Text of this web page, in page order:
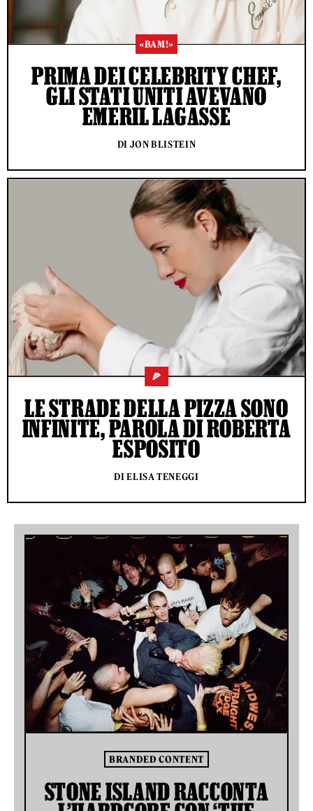
«BAM!»
PRIMA DEI CELEBRITY CHEF,
GLI STATI UNITI AVEVANO
EMERIL LAGASSE
DI JON BLISTEIN
🍕
LE STRADE DELLA PIZZA SONO
INFINITE, PAROLA DI ROBERTA
ESPOSITO
DI ELISA TENEGGI
BRANDED CONTENT
STONE ISLAND RACCONTA